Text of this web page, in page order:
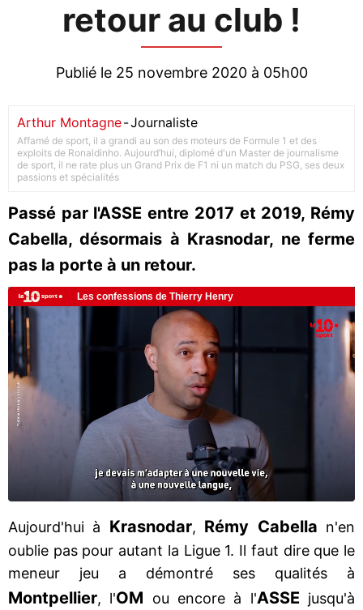
retour au club !
Publié le 25 novembre 2020 à 05h00
Arthur Montagne-Journaliste
Affamé de sport, il a grandi au son des moteurs de Formule 1 et des
exploits de Ronaldinho. Aujourd’hui, diplomé d'un Master de journalisme
de sport, il ne rate plus un Grand Prix de F1 ni un match du PSG, ses deux
passions et spécialités
Passé par l'ASSE entre 2017 et 2019, Rémy
Cabella, désormais à Krasnodar, ne ferme
pas la porte à un retour.
Aujourd'hui à Krasnodar, Rémy Cabella n'en
oublie pas pour autant la Ligue 1. Il faut dire que le
meneur jeu a démontré ses qualités à
Montpellier, l'OM ou encore à l'ASSE jusqu'à